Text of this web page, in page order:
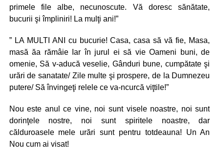
primele file albe, necunoscute. Vă doresc sănătate,
bucurii şi împliniri! La mulţi ani!”
” LA MULTI ANI cu bucurie! Casa, casa să vă fie, Masa,
masă ăa rămâie Iar în jurul ei să vie Oameni buni, de
omenie, Să v-aducă veselie, Gânduri bune, cumpătate şi
urări de sanatate/ Zile multe şi prospere, de la Dumnezeu
putere/ Să învingeţi relele ce va-ncurcă viţtile!”
Nou este anul ce vine, noi sunt visele noastre, noi sunt
dorinţele nostre, noi sunt spiritele noastre, dar
călduroasele mele urări sunt pentru totdeauna! Un An
Nou cum ai visat!